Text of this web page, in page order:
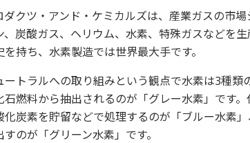
ダクツ・アンド・ケミカルズは、産業ガスの市
、炭酸ガス、ヘリウム、水素、特殊ガスなどを
持ち、水素製造では世界最大手です。
ートラルへの取り組みという観点で水素は3種類
石燃料から抽出されるのが「グレー水素」です
化炭素を貯留などで処理するのが「ブルー水素
のが「グリーン水素」です。